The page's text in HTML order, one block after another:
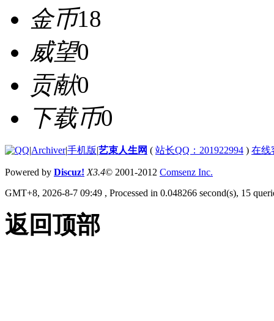
金币18
威望0
贡献0
下载币0
|Archiver|手机版|艺束人生网 ( 站长QQ：201922994 ) 在线
Powered by Discuz! X3.4© 2001-2012 Comsenz Inc.
GMT+8, 2026-8-7 09:49 , Processed in 0.048266 second(s), 15
返回顶部